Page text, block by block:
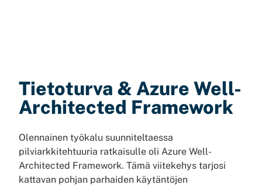
Tietoturva & Azure Well-
Architected Framework
Olennainen työkalu suunniteltaessa
pilviarkkitehtuuria ratkaisulle oli Azure Well-
Architected Framework. Tämä viitekehys tarjosi
kattavan pohjan parhaiden käytäntöjen